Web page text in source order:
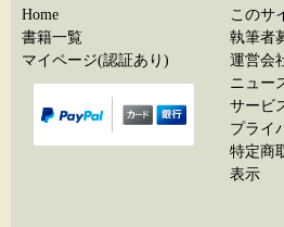
Home
書籍一覧
マイページ(認証あり)
このサ
執筆者
運営会
ニュー
サービ
プライ
特定商
表示